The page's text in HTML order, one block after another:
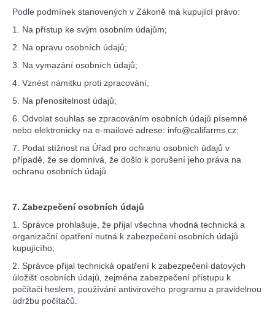
Podle podmínek stanovených v Zákoně má kupující právo:
1. Na přístup ke svým osobním údajům;
2. Na opravu osobních údajů;
3. Na vymazání osobních údajů;
4. Vznést námitku proti zpracování;
5. Na přenositelnost údajů;
6. Odvolat souhlas se zpracováním osobních údajů písemně
nebo elektronicky na e-mailové adrese: info@califarms.cz;
7. Podat stížnost na Úřad pro ochranu osobních údajů v
případě, že se domnívá, že došlo k porušení jeho práva na
ochranu osobních údajů.
7. Zabezpečení osobních údajů
1. Správce prohlašuje, že přijal všechna vhodná technická a
organizační opatření nutná k zabezpečení osobních údajů
kupujícího;
2. Správce přijal technická opatření k zabezpečení datových
úložišť osobních údajů, zejména zabezpečení přístupu k
počítači heslem, používání antivirového programu a pravidelnou
údržbu počítačů.